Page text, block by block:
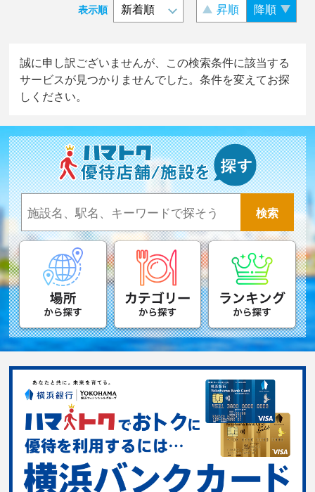
表示順 昇順 降順
誠に申し訳ございませんが、この検索条件に該当する
サービスが見つかりませんでした。条件を変えてお探
しください。